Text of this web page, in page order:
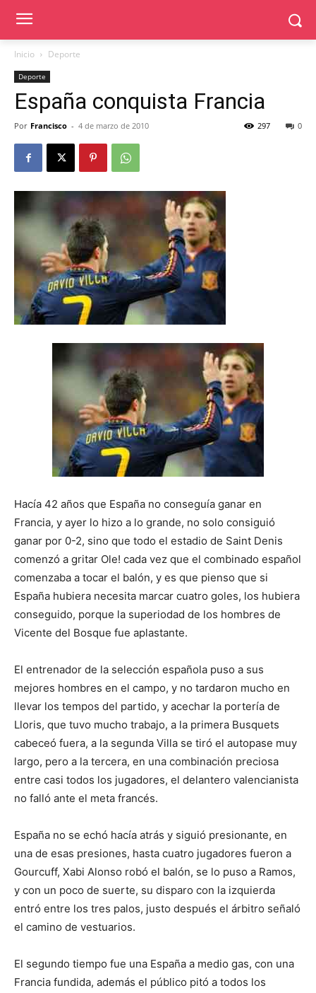
Inicio Deporte
Deporte
España conquista Francia
Por Francisco - 4 de marzo de 2010 0
297
Hacía 42 años que España no conseguía ganar en
Francia, y ayer lo hizo a lo grande, no solo consiguió
ganar por 0-2, sino que todo el estadio de Saint Denis
comenzó a gritar Ole! cada vez que el combinado español
comenzaba a tocar el balón, y es que pienso que si
España hubiera necesita marcar cuatro goles, los hubiera
conseguido, porque la superiodad de los hombres de
Vicente del Bosque fue aplastante.
El entrenador de la selección española puso a sus
mejores hombres en el campo, y no tardaron mucho en
llevar los tempos del partido, y acechar la portería de
Lloris, que tuvo mucho trabajo, a la primera Busquets
cabeceó fuera, a la segunda Villa se tiró el autopase muy
largo, pero a la tercera, en una combinación preciosa
entre casi todos los jugadores, el delantero valencianista
no falló ante el meta francés.
España no se echó hacía atrás y siguió presionante, en
una de esas presiones, hasta cuatro jugadores fueron a
Gourcuff, Xabi Alonso robó el balón, se lo puso a Ramos,
y con un poco de suerte, su disparo con la izquierda
entró entre los tres palos, justo después el árbitro señaló
el camino de vestuarios.
El segundo tiempo fue una España a medio gas, con una
Francia fundida, además el público pitó a todos los